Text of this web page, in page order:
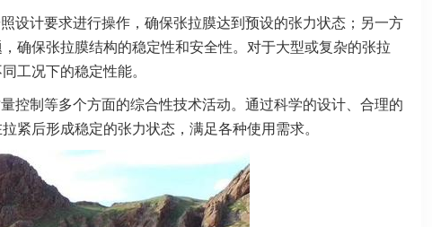
设计要求进行操作，确保张拉膜达到预设的张力状态；另一方
确保张拉膜结构的稳定性和安全性。对于大型或复杂的张拉
工况下的稳定性能。
控制等多个方面的综合性技术活动。通过科学的设计、合理的
紧后形成稳定的张力状态，满足各种使用需求。